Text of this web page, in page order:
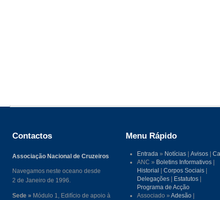
Contactos
Associação Nacional de Cruzeiros
Navegamos neste oceano desde
2 de Janeiro de 1996.
Sede » Módulo 1, Edifício de apoio à
Menu Rápido
Entrada » Notícias |Avisos |
ANC » Boletins Informativos
Historial
|Corpos Sociais
Delegações
Estatutos
Programa de Acção
Associado »Adesão